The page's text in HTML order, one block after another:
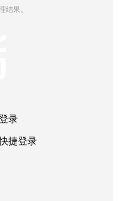
结果。
录
捷登录